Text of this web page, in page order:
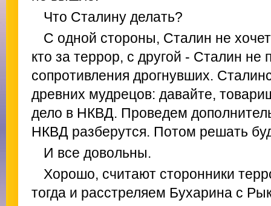
Что Сталину делать?
С одной стороны, Сталин не
кто за террор, с другой - Сталин не
сопротивления дрогнувших.
древних мудрецов: давайте,
дело в НКВД. Проведем
НКВД разберутся. Потом решать
И все довольны.
Хорошо, считают сторонники
тогда и расстреляем Бухарина с